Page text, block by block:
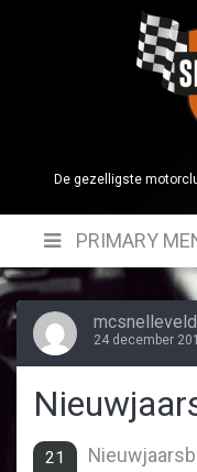
De gezelligste
PRIMARY
mcsnelleveld
24 december
21